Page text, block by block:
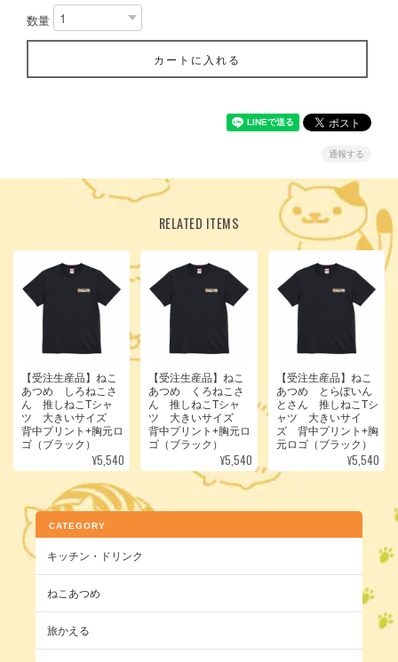
数量
カートに入れる
通報する
RELATED ITEMS
【受注生産品】ねこ
あつめ しろねこさ
ん 推しねこTシャ
ツ 大きいサイズ
背中プリント+胸元ロ
ゴ（ブラック）
¥5,540
【受注生産品】ねこ
あつめ くろねこさ
ん 推しねこTシャ
ツ 大きいサイズ
背中プリント+胸元ロ
ゴ（ブラック）
¥5,540
【受注生産品】ねこ
あつめ とらぽいん
とさん 推しねこTシ
ャツ 大きいサイ
ズ 背中プリント+胸
元ロゴ（ブラック）
¥5,540
CATEGORY
キッチン・ドリンク
ねこあつめ
旅かえる